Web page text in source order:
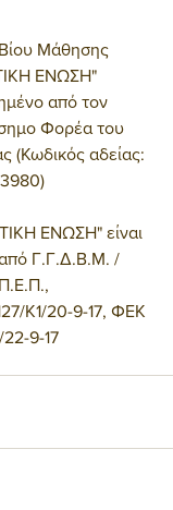
Μάθησης
ΕΝΩΣΗ"
από τον
Φορέα του
(Κωδικός αδείας:
ΕΝΩΣΗ" είναι
Γ.Γ.Δ.Β.Μ. /
9-17